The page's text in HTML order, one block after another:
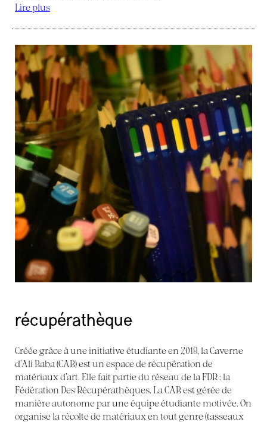
Lire plus
récupérathèque
Créée grâce à une initiative étudiante en 2019, la Caverne
d’Ali Baba (CAB) est un espace de récupération de
matériaux d’art. Elle fait partie du réseau de la FDR : la
Fédération Des Récupérathèques. La CAB est gérée de
manière autonome par une équipe étudiante motivée. On
organise la récolte de matériaux en tout genre (tasseaux